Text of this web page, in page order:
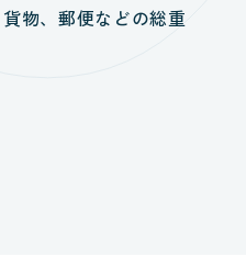
物、郵便などの総重